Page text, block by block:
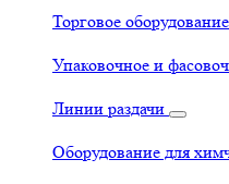
Торговое оборудование
Упаковочное и
Линии раздачи
Оборудование для